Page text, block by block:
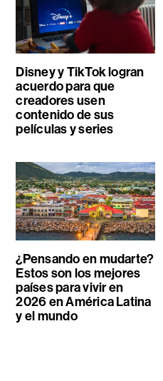
Disney y TikTok logran
acuerdo para que
creadores usen
contenido de sus
películas y series
¿Pensando en mudarte?
Estos son los mejores
países para vivir en
2026 en América Latina
y el mundo